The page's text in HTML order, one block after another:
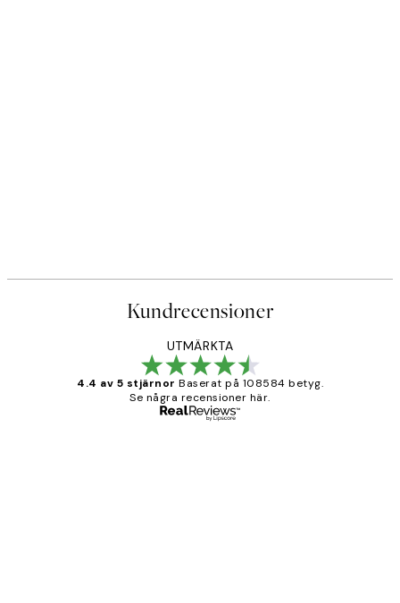
Kundrecensioner
UTMÄRKTA
4.4 av 5 stjärnor Baserat på 108584 betyg.
Se några recensioner här.